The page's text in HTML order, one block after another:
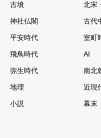
古墳 北宋
神社仏閣 古代
平安時代 室町
飛鳥時代 AI
弥生時代 南北
地理 近現
小説 幕末